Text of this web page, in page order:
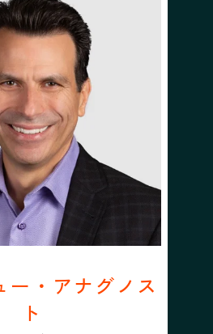
ー・アナグノス
ト